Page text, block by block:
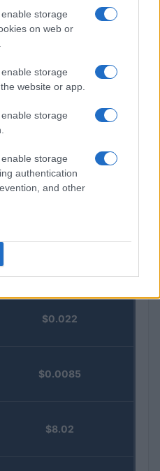
storage
on web or
storage
website or app.
storage
storage
authentication
and other
$83,270.00
$0.022
$0.0085
$8.02